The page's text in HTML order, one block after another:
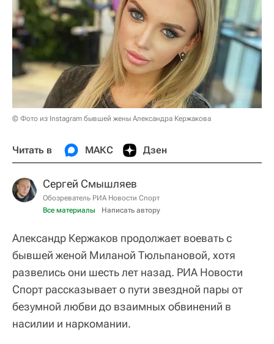
© Фото из Instagram бывшей жены Александра Кержакова
Читать в МАКС Дзен
Сергей Смышляев
Обозреватель РИА Новости Спорт
Все материалы
Написать автору
Александр Кержаков продолжает воевать с
бывшей женой Миланой Тюльпановой, хотя
развелись они шесть лет назад. РИА Новости
Спорт рассказывает о пути звездной пары от
безумной любви до взаимных обвинений в
насилии и наркомании.